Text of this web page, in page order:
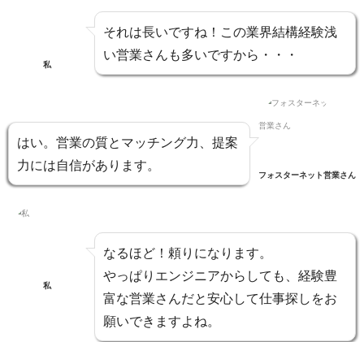
私
それは長いですね！ この業界結構経験浅
い営業さんも多いですから・・・
はい。 営業の質とマッチング力、提案
力には自信があります。
フォスターネット営業さん
私
なるほど！頼りになります。
やっぱりエンジニアからしても、経験豊
富な営業さんだと安心して仕事探しをお
願いできますよね。